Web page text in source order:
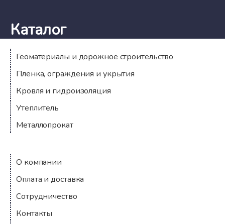
Каталог
Геоматериалы и дорожное строительство
Пленка, ограждения и укрытия
Кровля и гидроизоляция
Утеплитель
Металлопрокат
Компания
О компании
Оплата и доставка
Сотрудничество
Контакты